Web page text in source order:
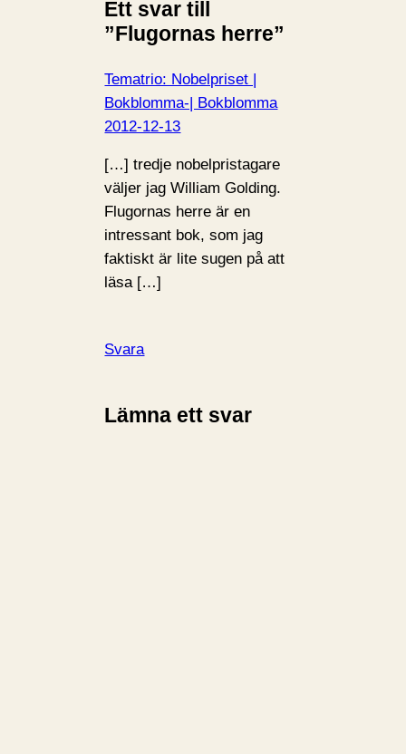
Ett svar till
”Flugornas herre”
Tematrio: Nobelpriset |
Bokblomma-| Bokblomma
2012-12-13
[…] tredje nobelpristagare
väljer jag William Golding.
Flugornas herre är en
intressant bok, som jag
faktiskt är lite sugen på att
läsa […]
Svara
Lämna ett svar